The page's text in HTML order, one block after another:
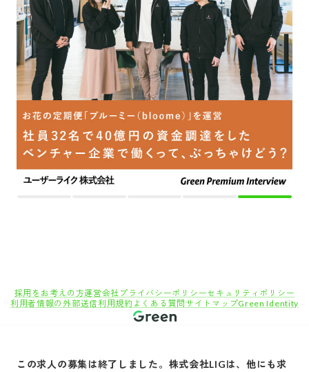
この求人の募集は終了しました。 株式会社LIGは、他にも求
採用をお考えの方運営会社 プライバシーポリシーセキュリティポリシー
利用者情報の外部送信利用規約 よくある質問 サイトマップGreen Identity
転職サイトGreen エンジニア・技術職（システム/ネットワーク）の求人